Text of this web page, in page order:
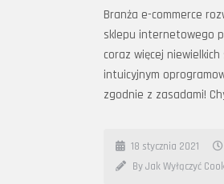
Branża e-commerce
sklepu internetowego
coraz więcej
intuicyjnym
zgodnie z zasadami!
18 stycznia 2021
By Jak Wyłączyć